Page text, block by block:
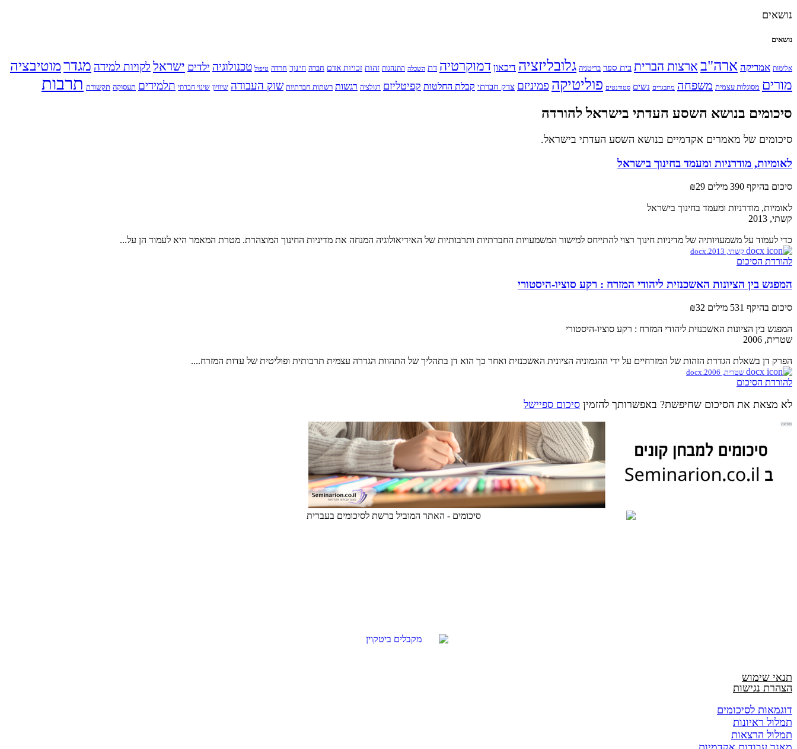
נושאים
נושאים
אלימות אמריקה ארה"ב ארצות הברית בית ספר בריטניה גלובליזציה דיכאון דמוקרטיה דת השכלה התנהגות זהות זכויות אדם חברה חינוך חרדה טיפול טכנולוגיה ילדים ישראל לקויות למידה מגדרמוטיבציה
מורים מסוגלות עצמית משפחה מתבגרים נשים סטודנטים פוליטיקה פמיניזם צדק חברתי קבלת החלטות קפיטליזם רגולציה רגשות רשתות חברתיות שוק העבודה שיוויון שינוי חברתי תלמידים תעסוקה תקשורת תרבות
סיכומים בנושא השסע העדתי בישראל להורדה
סיכומים של מאמרים אקדמיים בנושא השסע העדתי בישראל.
לאומיות, מודרניות ומעמד בחינוך בישראל
סיכום בהיקף 390 מילים ₪29
לאומיות, מודרניות ומעמד בחינוך בישראל
קשתי, 2013
כדי לעמוד על משמעויותיה של מדיניות חינוך רצוי להתייחס למישור המשמעויות החברתיות ותרבותיות של האידיאולוגיה המנחה את מדיניות החינוך המוצהרת. מטרת המאמר היא לעמוד הן על...
קשתי, 2013.docx
להורדת הסיכום
המפגש בין הציונות האשכנזית ליהודי המזרח : רקע סוציו-היסטורי
סיכום בהיקף 531 מילים ₪32
המפגש בין הציונות האשכנזית ליהודי המזרח : רקע סוציו-היסטורי
שטרית, 2006
הפרק דן בשאלת הגדרת הזהות של המזרחיים על ידי ההגמוניה הציונית האשכנזית ואחר כך הוא דן בתהליך של התהוות הגדרה עצמית תרבותית ופוליטית של עדות המזרח....
שטרית, 2006.docx
להורדת הסיכום
לא מצאת את הסיכום שחיפשת? באפשרותך להזמין סיכום ספיישל
תנאי שימוש
הצהרת נגישות
דוגמאות לסיכומים
תמלול ראיונות
תמלול הרצאות